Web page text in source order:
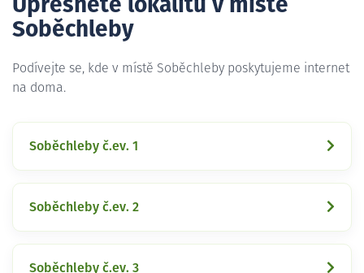
Upřesněte lokalitu v místě
Soběchleby
Podívejte se, kde v místě Soběchleby poskytujeme internet
na doma.
Soběchleby č.ev. 1
Soběchleby č.ev. 2
Soběchleby č.ev. 3